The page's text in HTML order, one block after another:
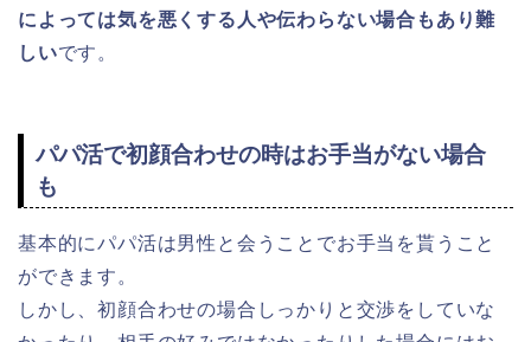
によっては気を悪くする人や伝わらない場合もあり難
しいです。
パパ活で初顔合わせの時はお手当がない場合
も
基本的にパパ活は男性と会うことでお手当を貰うこと
ができます。
しかし、初顔合わせの場合しっかりと交渉をしていな